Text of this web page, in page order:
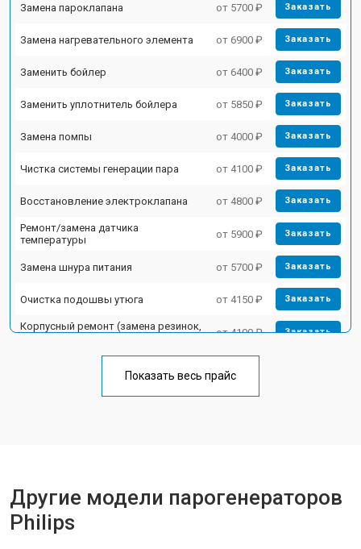
Замена пароклапана от 5700 ₽ Заказать
Замена нагревательного элемента от 6900 ₽ Заказать
Заменить бойлер от 6400 ₽ Заказать
Заменить уплотнитель бойлера от 5850 ₽ Заказать
Замена помпы от 4000 ₽ Заказать
Чистка системы генерации пара от 4100 ₽ Заказать
Восстановление электроклапана от 4800 ₽ Заказать
Ремонт/замена датчика
температуры
от 5900 ₽ Заказать
Замена шнура питания от 5700 ₽ Заказать
Очистка подошвы утюга от 4150 ₽ Заказать
Корпусный ремонт (замена резинок,
от 4100 ₽ Заказать
Замена клапана давления от 5850 ₽
Показать весь прайс
Другие модели парогенераторов
Philips